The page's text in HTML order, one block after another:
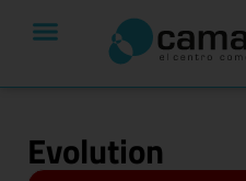
Evolution